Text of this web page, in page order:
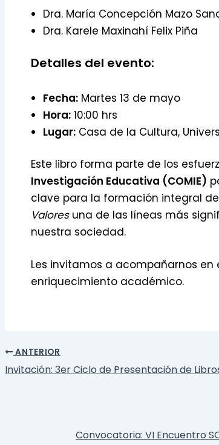
Dra. María Concepción Mazo
Dra. Karele Maxinahí Felix Piña
Detalles del evento:
Fecha:Martes 13 de mayo
Hora:10:00 hrs
Lugar:Casa de la Cultura,
Este libro forma parte de los
Investigación Educativa (COMIE)
clave para la formación integral
Valoresuna de las líneas más
nuestra sociedad.
Les invitamos a acompañarnos
enriquecimiento académico.
ANTERIOR
Invitación: 3er Ciclo de Presentación de
Convocatoria: VI Encuentro